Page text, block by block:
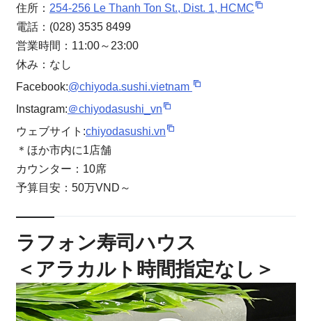
住所： 254-256 Le Thanh Ton St., Dist. 1, HCMC
電話：(028) 3535 8499
営業時間：11:00～23:00
休み：なし
Facebook:@chiyoda.sushi.vietnam
Instagram:＠chiyodasushi_vn
ウェブサイト:chiyodasushi.vn
＊ほか市内に1店舗
カウンター：10席
予算目安：50万VND～
ラフォン寿司ハウス
＜アラカルト時間指定なし＞